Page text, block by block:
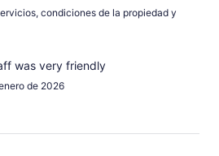
condiciones de la propiedad y
was very friendly
de 2026